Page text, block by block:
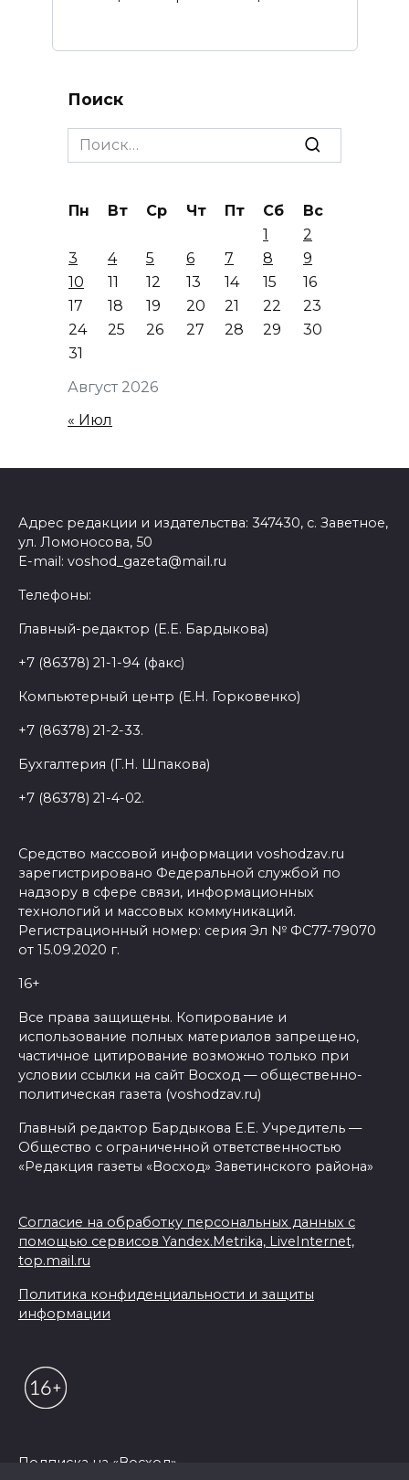
Поиск
Search
for:
Август 2026
Пн Вт Ср Чт Пт Сб
Вс
1
2
3
4 5 6 7 8
9
10
11 12 13 14 15
16
17
18 19 20 21 22
23
24
25 26 27 28 29
30
31
« Июл
Адрес редакции и издательства: 347430, с. Заветное,
ул. Ломоносова, 50
E-mail: voshod_gazeta@mail.ru
Телефоны:
Главный-редактор (Е.Е. Бардыкова)
+7 (86378) 21-1-94 (факс)
Компьютерный центр (Е.Н. Горковенко)
+7 (86378) 21-2-33.
Бухгалтерия (Г.Н. Шпакова)
+7 (86378) 21-4-02.
Средство массовой информации voshodzav.ru
зарегистрировано Федеральной службой по
надзору в сфере связи, информационных
технологий и массовых коммуникаций.
Регистрационный номер: серия Эл № ФС77-79070
от 15.09.2020 г.
16+
Все права защищены. Копирование и
использование полных материалов запрещено,
частичное цитирование возможно только при
условии ссылки на сайт Восход — общественно-
политическая газета (voshodzav.ru)
Главный редактор Бардыкова Е.Е. Учредитель —
Общество с ограниченной ответственностью
«Редакция газеты «Восход» Заветинского района»
Согласие на обработку персональных данных с
помощью сервисов Yandex.Metrika, LiveInternet,
top.mail.ru
Политика конфиденциальности и защиты
информации
Подписка на «Восход»